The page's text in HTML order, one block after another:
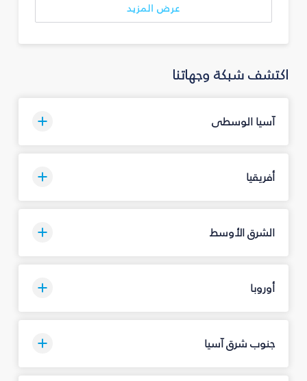
عرض المزيد
اكتشف شبكة وجهاتنا
آسيا الوسطى
أفريقيا
الشرق الأوسط
أوروبا
جنوب شرق آسيا